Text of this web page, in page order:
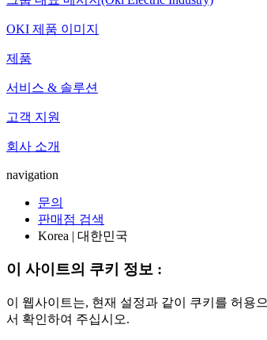
OKI 제품 이미지
제품
서비스 & 솔루션
고객 지원
회사 소개
navigation
문의
판매점 검색
Korea | 대한민국
이 사이트의 쿠키 정보 :
이 웹사이트는, 현재 설정과 같이 쿠키를 허용
서 확인하여 주십시오.